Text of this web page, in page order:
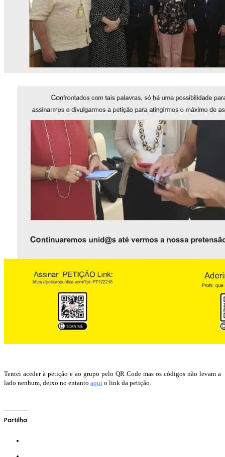
Tentei aceder à petição e ao grupo pelo QR Code mas os códigos não levam a
lado nenhum, deixo no entanto aqui o link da petição.
Partilha: